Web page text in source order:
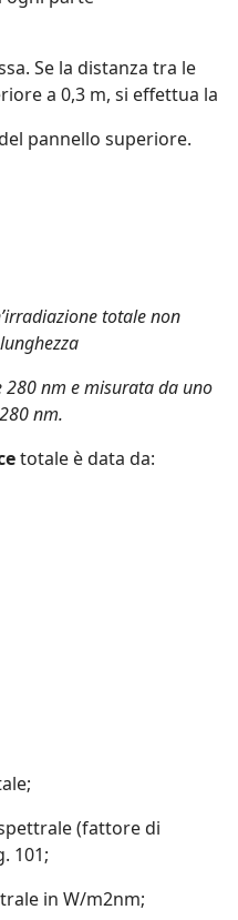
Se la distanza tra le
a 0,3 m, si effettua la
pannello superiore.
totale non
nm e misurata da uno
nm.
totale è data da:
(fattore di
101;
in W/m2nm;